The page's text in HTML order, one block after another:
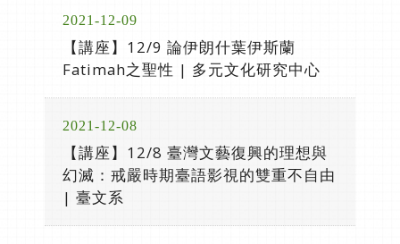
2021-12-09
【講座】12/9 論伊朗什葉伊斯蘭
Fatimah之聖性 | 多元文化研究中心
2021-12-08
【講座】12/8 臺灣文藝復興的理想與
幻滅：戒嚴時期臺語影視的雙重不自由
| 臺文系